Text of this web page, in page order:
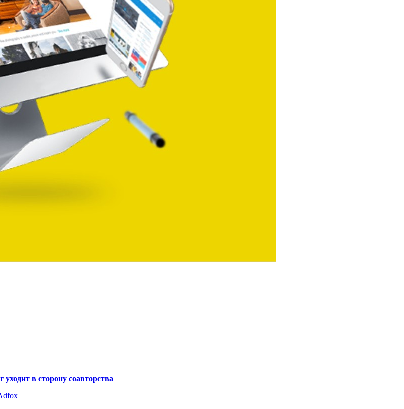
в сторону соавторства